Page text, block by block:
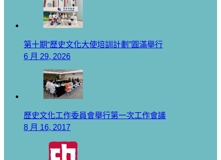
第十期“歷史文化大使培訓計劃”圓滿舉行
6 月 29, 2026
歷史文化工作委員會舉行第一次工作會議
8 月 16, 2017